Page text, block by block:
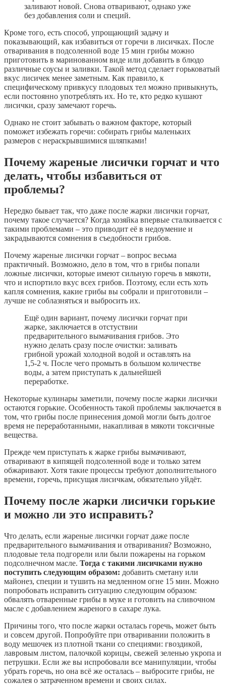
заливают новой. Снова отваривают, однако уже
без добавления соли и специй.
Кроме того, есть способ, упрощающий задачу и
показывающий, как избавиться от горечи в лисичках. После
отваривания в подсоленной воде 15 мин грибы можно
приготовить в маринованном виде или добавить в блюдо
различные соусы и заливки. Такой метод сделает горьковатый
вкус лисичек менее заметным. Как правило, к
специфическому привкусу плодовых тел можно привыкнуть,
если постоянно употреблять их. Но те, кто редко кушают
лисички, сразу замечают горечь.
Однако не стоит забывать о важном факторе, который
поможет избежать горечи: собирать грибы маленьких
размеров с нераскрывшимися шляпками!
Почему жареные лисички горчат и что
делать, чтобы избавиться от
проблемы?
Нередко бывает так, что даже после жарки лисички горчат,
почему такое случается? Когда хозяйка впервые сталкивается с
такими проблемами – это приводит её в недоумение и
закрадываются сомнения в съедобности грибов.
Почему жареные лисички горчат – вопрос весьма
практичный. Возможно, дело в том, что в грибы попали
ложные лисички, которые имеют сильную горечь в мякоти,
что и испортило вкус всех грибов. Поэтому, если есть хоть
капля сомнения, какие грибы вы собрали и приготовили –
лучше не соблазняться и выбросить их.
Ещё один вариант, почему лисички горчат при
жарке, заключается в отстуствии
предварительного вымачивания грибов. Это
нужно делать сразу после очистки: заливать
грибной урожай холодной водой и оставлять на
1,5-2 ч. После чего промыть в большом количестве
воды, а затем приступать к дальнейшей
переработке.
Некоторые кулинары заметили, почему после жарки лисички
остаются горькие. Особенность такой проблемы заключается в
том, что грибы после принесения домой могли быть долгое
время не переработанными, накапливая в мякоти токсичные
вещества.
Прежде чем приступать к жарке грибы вымачивают,
отваривают в кипящей подсоленной воде и только затем
обжаривают. Хотя такие процессы требуют дополнительного
времени, горечь, присущая лисичкам, обязательно уйдёт.
Почему после жарки лисички горькие
и можно ли это исправить?
Что делать, если жареные лисички горчат даже после
предварительного вымачивания и отваривания? Возможно,
плодовые тела подгорели или были пожарены на горьком
подсолнечном масле. Тогда с такими лисичками нужно
поступить следующим образом: добавить сметану или
майонез, специи и тушить на медленном огне 15 мин. Можно
попробовать исправить ситуацию следующим образом:
обвалять отваренные грибы в муке и готовить на сливочном
масле с добавлением жареного в сахаре лука.
Причины того, что после жарки осталась горечь, может быть
и совсем другой. Попробуйте при отваривании положить в
воду мешочек из плотной ткани со специями: гвоздикой,
лавровым листом, палочкой корицы, свежей зеленью укропа и
петрушки. Если же вы испробовали все манипуляции, чтобы
убрать горечь, но она всё же осталась – выбросите грибы, не
сожалея о затраченном времени и своих силах.